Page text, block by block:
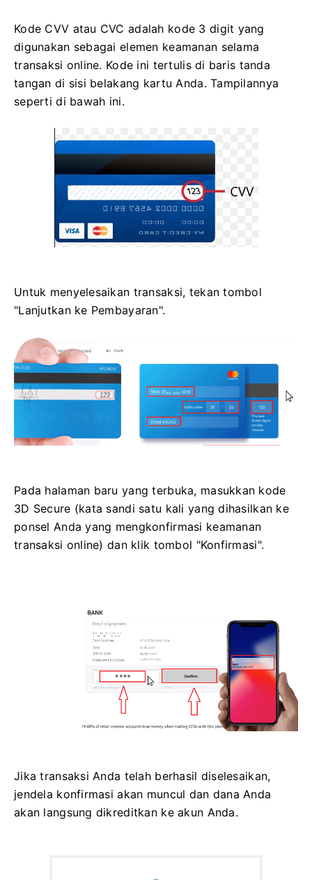
Kode CVV atau СVC adalah kode 3 digit yang
digunakan sebagai elemen keamanan selama
transaksi online. Kode ini tertulis di baris tanda
tangan di sisi belakang kartu Anda. Tampilannya
seperti di bawah ini.
Untuk menyelesaikan transaksi, tekan tombol
"Lanjutkan ke Pembayaran".
Pada halaman baru yang terbuka, masukkan kode
3D Secure (kata sandi satu kali yang dihasilkan ke
ponsel Anda yang mengkonfirmasi keamanan
transaksi online) dan klik tombol "Konfirmasi".
Jika transaksi Anda telah berhasil diselesaikan,
jendela konfirmasi akan muncul dan dana Anda
akan langsung dikreditkan ke akun Anda.